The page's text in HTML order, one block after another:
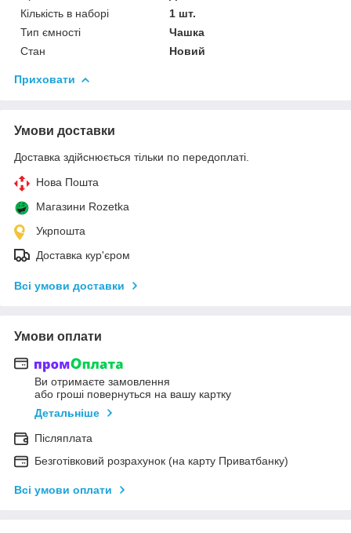
Кількість в наборі
1 шт.
Тип ємності
Чашка
Стан
Новий
Приховати
Умови доставки
Доставка здійснюється тільки по передоплаті.
Нова Пошта
Магазини Rozetka
Укрпошта
Доставка кур'єром
Всі умови доставки
Умови оплати
Ви отримаєте замовлення
або гроші повернуться на вашу картку
Детальніше
Післяплата
Безготівковий розрахунок (на карту Приватбанку)
Всі умови оплати